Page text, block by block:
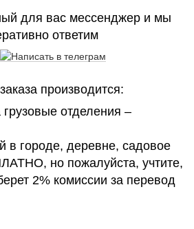
для вас мессенджер и мы
ответим
производится:
отделения –
в городе, деревне, садовое
но пожалуйста, учтите,
2% комиссии за перевод